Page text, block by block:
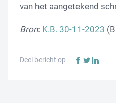
van het aangetekend
Bron: K.B. 30-11-2023
Deel bericht op —